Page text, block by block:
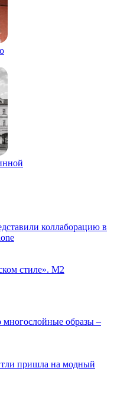
коллаборацию в
стиле». М2
многослойные образы –
пришла на модный